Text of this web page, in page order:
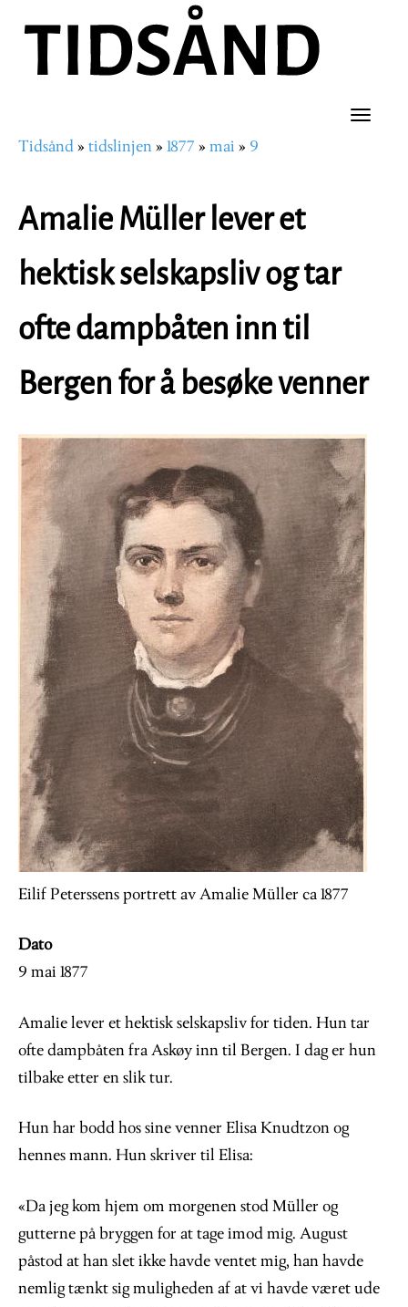
hovedinnhold
Toggle
Navigasjonssti
Tidsånd tidslinjen 1877 mai 9
Amalie Müller lever et
hektisk selskapsliv og tar
ofte dampbåten inn til
Bergen for å besøke venner
Image
Eilif Peterssens portrett av Amalie Müller ca 1877
Dato
9 mai 1877
Amalie lever et hektisk selskapsliv for tiden. Hun tar
ofte dampbåten fra Askøy inn til Bergen. I dag er hun
tilbake etter en slik tur.
Hun har bodd hos sine venner Elisa Knudtzon og
hennes mann. Hun skriver til Elisa:
«Da jeg kom hjem om morgenen stod Müller og
gutterne på bryggen for at tage imod mig. August
påstod at han slet ikke havde ventet mig, han havde
nemlig tænkt sig muligheden af at vi havde været ude